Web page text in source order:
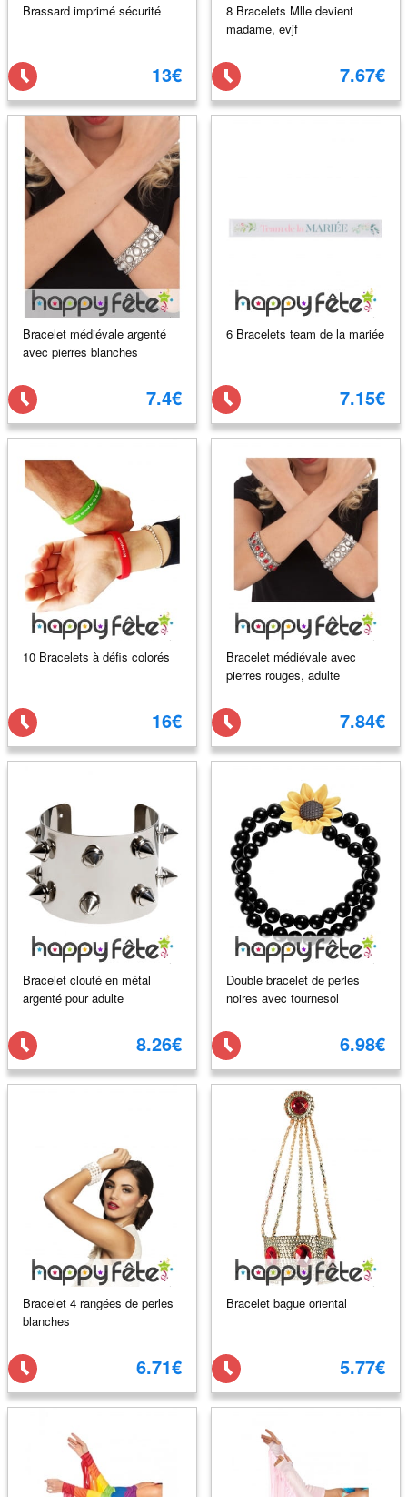
Brassard imprimé sécurité
13€
8 Bracelets Mlle devient
madame, evjf
7.67€
Bracelet médiévale argenté
avec pierres blanches
7.4€
6 Bracelets team de la mariée
7.15€
10 Bracelets à défis colorés
16€
Bracelet médiévale avec
pierres rouges, adulte
7.84€
Bracelet clouté en métal
argenté pour adulte
8.26€
Double bracelet de perles
noires avec tournesol
6.98€
Bracelet 4 rangées de perles
blanches
6.71€
Bracelet bague oriental
5.77€